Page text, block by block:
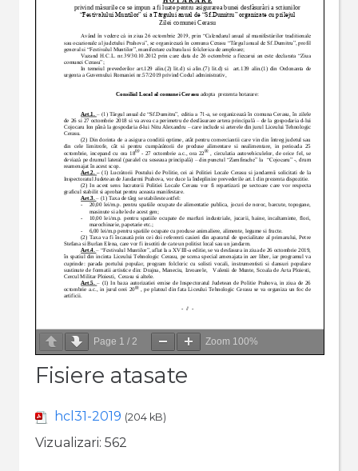
Page 1 / 2 Zoom 100%
Fisiere atasate
hcl31-2019 (204 kB)
Vizualizari: 562